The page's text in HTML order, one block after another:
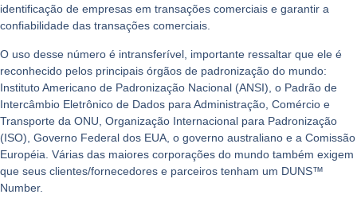
identificação de empresas em transações comerciais e garantir a
confiabilidade das transações comerciais.
O uso desse número é intransferível, importante ressaltar que ele é
reconhecido pelos principais órgãos de padronização do mundo:
Instituto Americano de Padronização Nacional (ANSI), o Padrão de
Intercâmbio Eletrônico de Dados para Administração, Comércio e
Transporte da ONU, Organização Internacional para Padronização
(ISO), Governo Federal dos EUA, o governo australiano e a Comissão
Européia. Várias das maiores corporações do mundo também exigem
que seus clientes/fornecedores e parceiros tenham um DUNS™
Number.